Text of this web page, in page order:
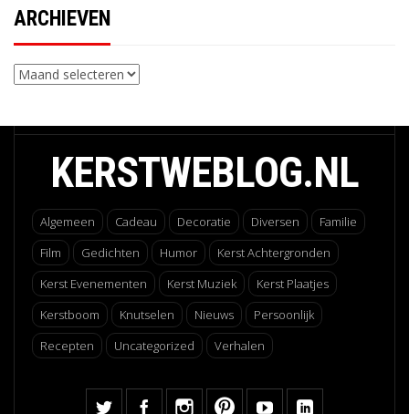
ARCHIEVEN
Archieven
KERSTWEBLOG.NL
Algemeen Cadeau Decoratie Diversen
Familie
Film
Gedichten Humor
Kerst Achtergronden
Kerst Evenementen
Kerst Muziek
Kerst Plaatjes
Kerstboom
Knutselen Nieuws
Persoonlijk
Recepten
Uncategorized Verhalen